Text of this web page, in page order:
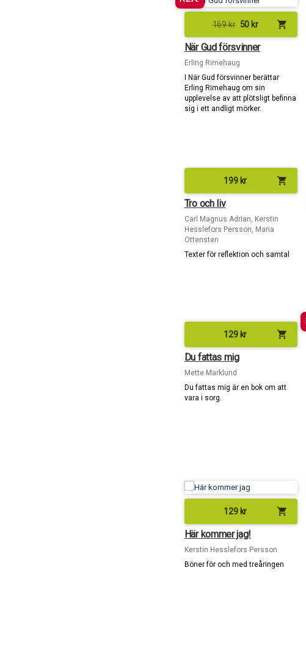
169kr 50 kr shopping_cart
När Gud försvinner
Erling Rimehaug
I När Gud försvinner berättar
Erling Rimehaug om sin
upplevelse av att plötsligt befinna
sig i ett andligt mörker.
199 kr shopping_cart
Tro och liv
Carl Magnus Adrian, Kerstin
Hesslefors Persson, Maria
Ottensten
Texter för reflektion och samtal
129 kr shopping_cart
Du fattas mig
Mette Marklund
Du fattas mig är en bok om att
vara i sorg.
129 kr shopping_cart
Här kommer jag!
Kerstin Hesslefors Persson
Böner för och med treåringen